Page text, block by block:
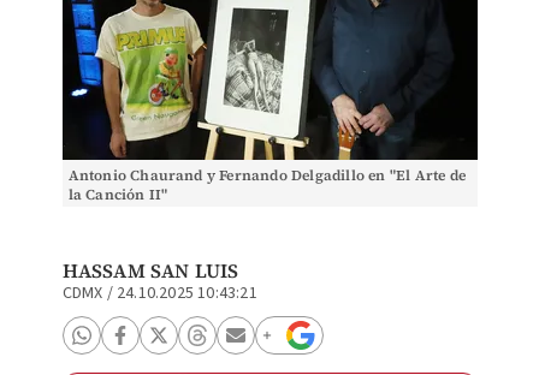
Antonio Chaurand y Fernando Delgadillo en "El Arte de
la Canción II"
HASSAM SAN LUIS
CDMX / 24.10.2025 10:43:21